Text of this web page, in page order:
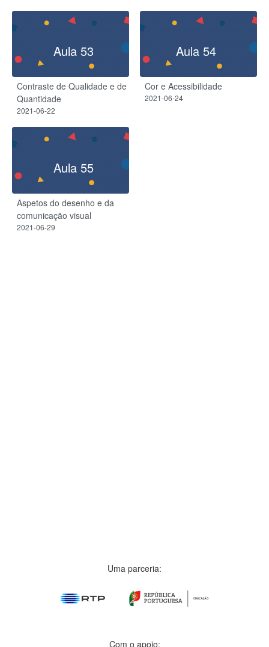
Aula 53
Contraste de Qualidade e de
Quantidade
2021-06-22
Aula 54
Cor e Acessibilidade
2021-06-24
Aula 55
Aspetos do desenho e da
comunicação visual
2021-06-29
Uma parceria:
Com o apoio: